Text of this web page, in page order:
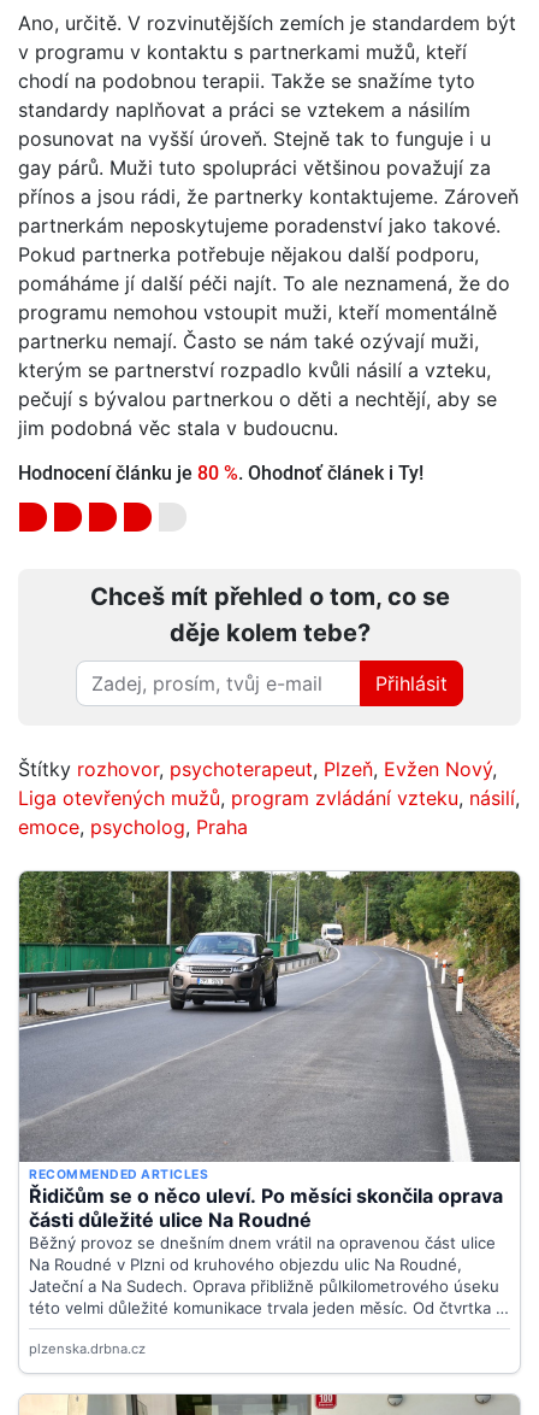
Ano, určitě. V rozvinutějších zemích je standardem být
v programu v kontaktu s partnerkami mužů, kteří
chodí na podobnou terapii. Takže se snažíme tyto
standardy naplňovat a práci se vztekem a násilím
posunovat na vyšší úroveň. Stejně tak to funguje i u
gay párů. Muži tuto spolupráci většinou považují za
přínos a jsou rádi, že partnerky kontaktujeme. Zároveň
partnerkám neposkytujeme poradenství jako takové.
Pokud partnerka potřebuje nějakou další podporu,
pomáháme jí další péči najít. To ale neznamená, že do
programu nemohou vstoupit muži, kteří momentálně
partnerku nemají. Často se nám také ozývají muži,
kterým se partnerství rozpadlo kvůli násilí a vzteku,
pečují s bývalou partnerkou o děti a nechtějí, aby se
jim podobná věc stala v budoucnu.
Hodnocení článku je 80 %. Ohodnoť článek i Ty!
Chceš mít přehled o tom, co se
děje kolem tebe?
Přihlásit
Štítky rozhovor, psychoterapeut, Plzeň, Evžen Nový,
Liga otevřených mužů, program zvládání vzteku, násilí,
emoce, psycholog, Praha